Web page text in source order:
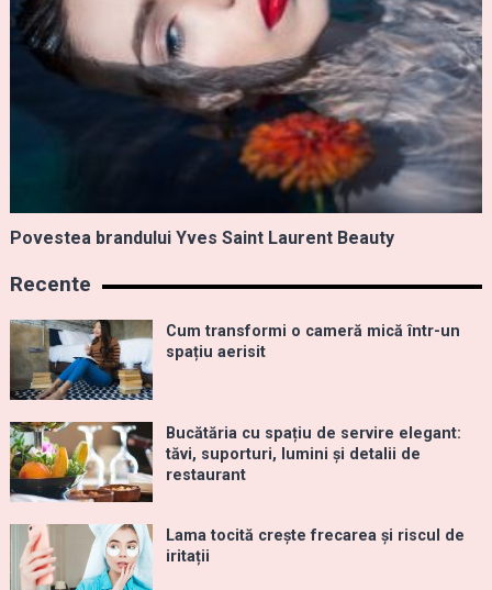
Povestea brandului Yves Saint Laurent Beauty
Recente
Cum transformi o cameră mică într-un
spațiu aerisit
Bucătăria cu spațiu de servire elegant:
tăvi, suporturi, lumini și detalii de
restaurant
Lama tocită crește frecarea și riscul de
iritații